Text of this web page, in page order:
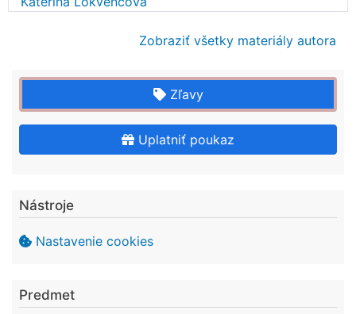
Zobraziť všetky materiály autora
Zľavy
Uplatniť poukaz
Nástroje
Nastavenie cookies
Predmet